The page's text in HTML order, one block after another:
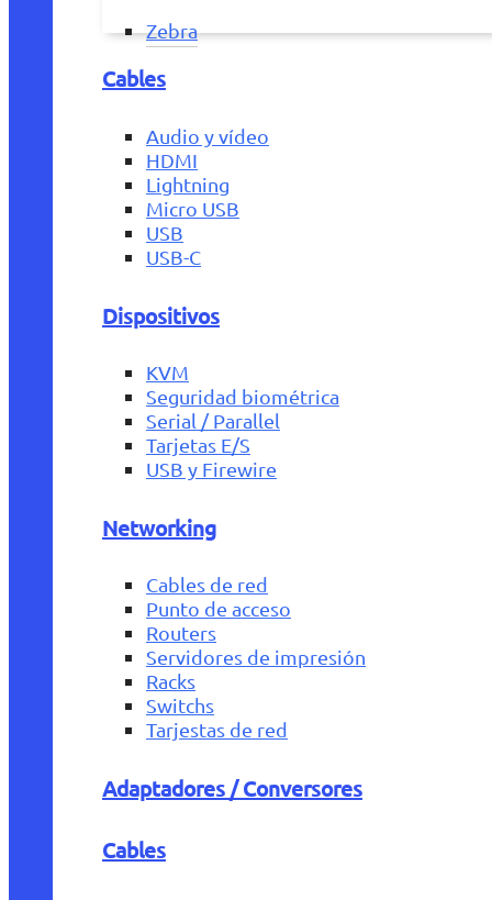
Zebra
Cables
Audio y vídeo
HDMI
Lightning
Micro USB
USB
USB-C
Dispositivos
KVM
Seguridad biométrica
Serial / Parallel
Tarjetas E/S
USB y Firewire
Networking
Cables de red
Punto de acceso
Routers
Servidores de impresión
Racks
Switchs
Tarjestas de red
Adaptadores / Conversores
Cables